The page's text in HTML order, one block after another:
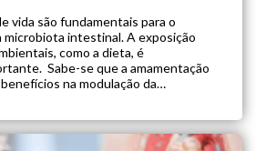
vida são fundamentais para o
intestinal. A exposição
como a dieta, é
Sabe-se que a amamentação
na modulação da
e protege contra […]